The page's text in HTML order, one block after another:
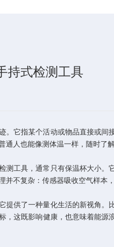
持式检测工具
它指某个活动或物品直接或间
通人也能像测体温一样，随时了
工具，通常只有保温杯大小。
不复杂：传感器吸收空气样本
供了一种量化生活的新视角。
，这既影响健康，也意味着能